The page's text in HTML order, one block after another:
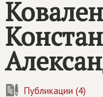
Публикации (4)